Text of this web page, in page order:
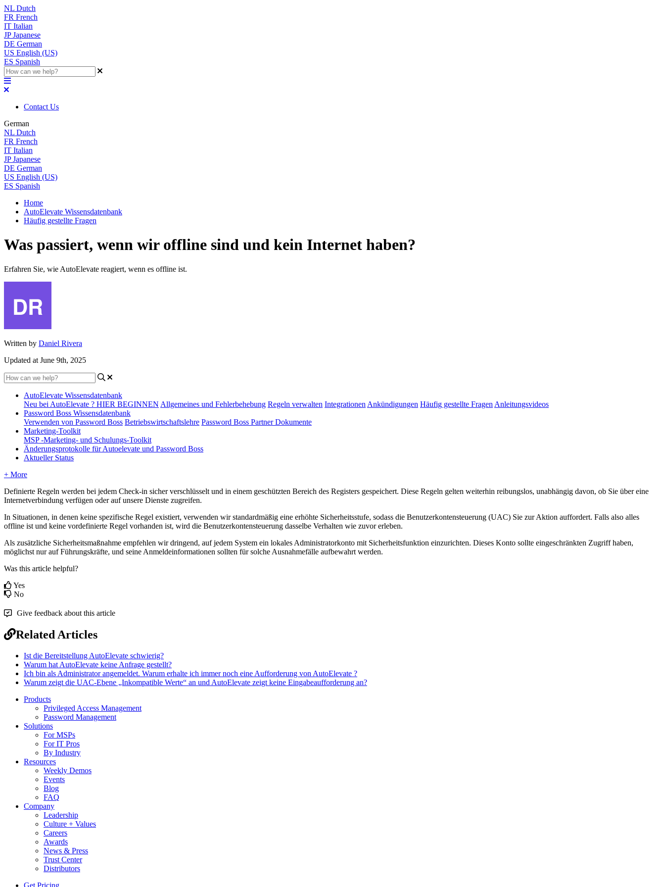
NL Dutch
FR French
IT Italian
JP Japanese
DE German
US English (US)
ES Spanish
Contact Us
German
NL Dutch
FR French
IT Italian
JP Japanese
DE German
US English (US)
ES Spanish
Home
AutoElevate Wissensdatenbank
Häufig gestellte Fragen
Was passiert, wenn wir offline sind und kein Internet haben?
Erfahren Sie, wie AutoElevate reagiert, wenn es offline ist.
Written by Daniel Rivera
Updated at June 9th, 2025
AutoElevate Wissensdatenbank
Neu bei AutoElevate ? HIER BEGINNEN Allgemeines und Fehlerbehebung Regeln verwalten Integrationen Ankündigungen Häufig gestellte Fragen Anleitungsvideos
Password Boss Wissensdatenbank
Verwenden von Password Boss Betriebswirtschaftslehre Password Boss Partner Dokumente
Marketing-Toolkit
MSP -Marketing- und Schulungs-Toolkit
Änderungsprotokolle für Autoelevate und Password Boss
Aktueller Status
+ More
Definierte Regeln werden bei jedem Check-in sicher verschlüsselt und in einem geschützten Bereich des Registers gespeichert. Diese Regeln gelten weiterhin reibungslos, unabhängig davon, ob Sie über eine
Internetverbindung verfügen oder auf unsere Dienste zugreifen.
In Situationen, in denen keine spezifische Regel existiert, verwenden wir standardmäßig eine erhöhte Sicherheitsstufe, sodass die Benutzerkontensteuerung (UAC) Sie zur Aktion auffordert. Falls also alles
offline ist und keine vordefinierte Regel vorhanden ist, wird die Benutzerkontensteuerung dasselbe Verhalten wie zuvor erleben.
Als zusätzliche Sicherheitsmaßnahme empfehlen wir dringend, auf jedem System ein lokales Administratorkonto mit Sicherheitsfunktion einzurichten. Dieses Konto sollte eingeschränkten Zugriff haben,
möglichst nur auf Führungskräfte, und seine Anmeldeinformationen sollten für solche Ausnahmefälle aufbewahrt werden.
Was this article helpful?
Yes
No
Give feedback about this article
Related Articles
Ist die Bereitstellung AutoElevate schwierig?
Warum hat AutoElevate keine Anfrage gestellt?
Ich bin als Administrator angemeldet. Warum erhalte ich immer noch eine Aufforderung von AutoElevate ?
Warum zeigt die UAC-Ebene „Inkompatible Werte“ an und AutoElevate zeigt keine Eingabeaufforderung an?
Products
Privileged Access Management
Password Management
Solutions
For MSPs
For IT Pros
By Industry
Resources
Weekly Demos
Events
Blog
FAQ
Company
Leadership
Culture + Values
Careers
Awards
News & Press
Trust Center
Distributors
Get Pricing